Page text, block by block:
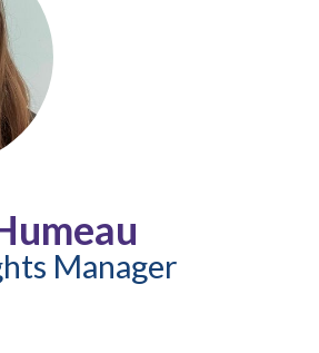
Manager